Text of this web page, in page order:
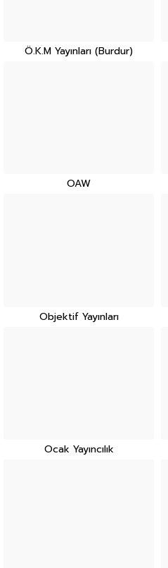
Ö.K.M Yayınları (Burdur)
OAW
Objektif Yayınları
Ocak Yayıncılık